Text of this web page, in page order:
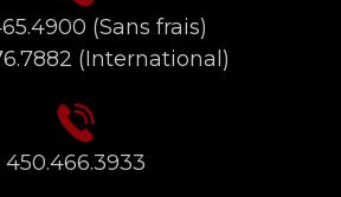
(Sans frais)
(International)
450.466.3933